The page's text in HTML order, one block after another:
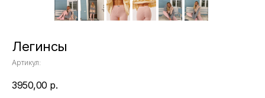
Легинсы
Артикул:
3950,00 р.